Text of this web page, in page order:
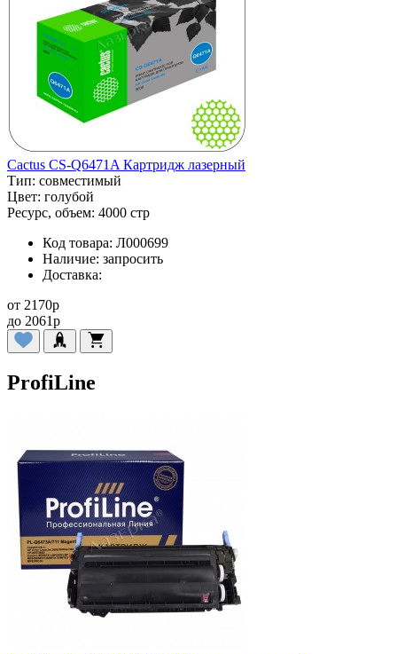
Cactus CS-Q6471A Картридж лазерный
Тип: совместимый
Цвет: голубой
Ресурс, объем: 4000 стр
Код товара: Л000699
Наличие: запросить
Доставка:
от 2170p
до 2061p
ProfiLine